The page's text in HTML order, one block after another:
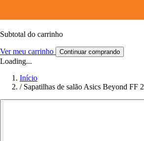
Subtotal do carrinho
Ver meu carrinho Continuar comprando
Loading...
Início
/ Sapatilhas de salão Asics Beyond FF 2